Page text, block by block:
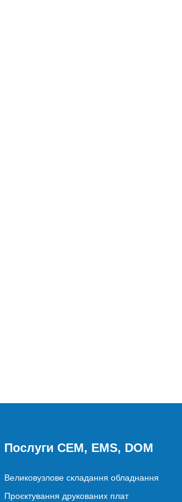
Послуги CEM, EMS, DOM
Великовузлове складання обладнання
Проєктування друкованих плат